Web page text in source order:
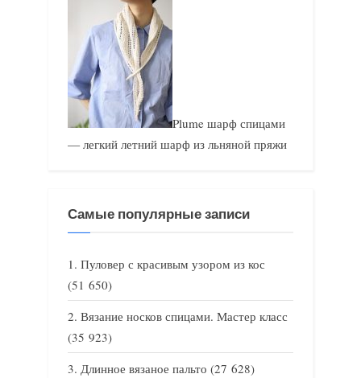
Plume шарф спицами
— легкий летний шарф из льняной пряжи
Самые популярные записи
Пуловер с красивым узором из кос
(51 650)
Вязание носков спицами. Мастер класс
(35 923)
Длинное вязаное пальто (27 628)